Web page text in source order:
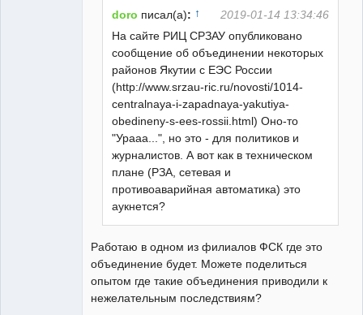
doro писал(а): ↑
2019-01-14 13:34:46
На сайте РИЦ СРЗАУ опубликовано
сообщение об объединении некоторых
районов Якутии с ЕЭС России
(http://www.srzau-ric.ru/novosti/1014-
centralnaya-i-zapadnaya-yakutiya-
obedineny-s-ees-rossii.html) Оно-то
"Урааа...", но это - для политиков и
журналистов. А вот как в техническом
плане (РЗА, сетевая и
противоаварийная автоматика) это
аукнется?
Работаю в одном из филиалов ФСК где это
объединение будет. Можете поделиться
опытом где такие объединения приводили к
нежелательным последствиям?